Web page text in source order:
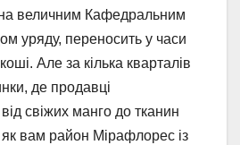
величним Кафедральним
уряду, переносить у часи
Але за кілька кварталів
де продавці
свіжих манго до тканин
вам район Мірафлорес із